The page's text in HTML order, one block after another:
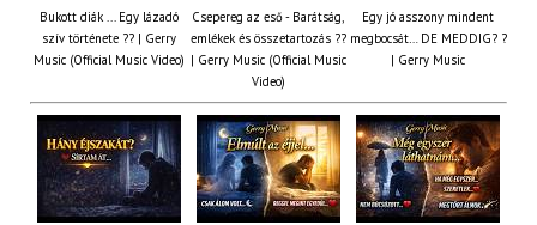
Bukott diák ... Egy lázadó
szív története ?? | Gerry
Music (Official Music Video)
Csepereg az eső - Barátság,
emlékek és összetartozás ?️?
| Gerry Music (Official Music
Video)
Egy jó asszony mindent
megbocsát… DE MEDDIG? ?
| Gerry Music